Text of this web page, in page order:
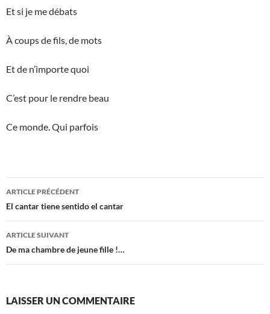
Et si je me débats
À coups de fils, de mots
Et de n’importe quoi
C’est pour le rendre beau
Ce monde. Qui parfois
Navigation
des
articles
ARTICLE PRÉCÉDENT
El cantar tiene sentido el cantar
ARTICLE SUIVANT
De ma chambre de jeune fille !…
LAISSER UN COMMENTAIRE